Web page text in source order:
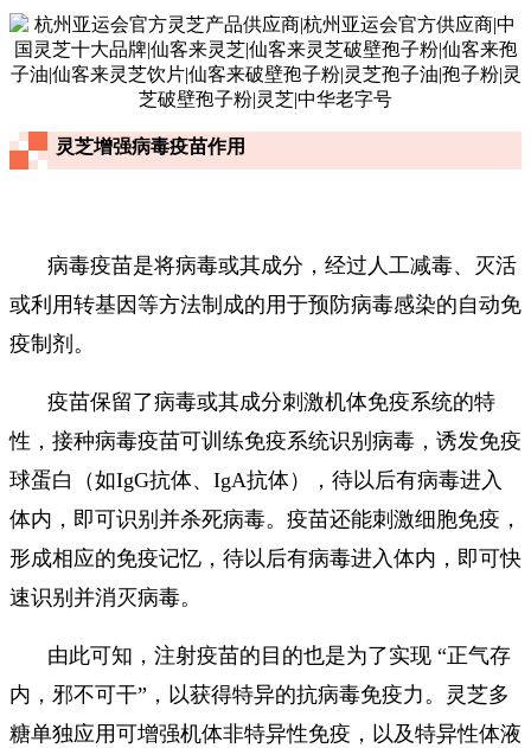
灵芝增强病毒疫苗作用
病毒疫苗是将病毒或其成分，经过人工减毒、灭活
或利用转基因等方法制成的用于预防病毒感染的自动免
疫制剂。
疫苗保留了病毒或其成分刺激机体免疫系统的特
性，接种病毒疫苗可训练免疫系统识别病毒，诱发免疫
球蛋白（如IgG抗体、IgA抗体），待以后有病毒进入
体内，即可识别并杀死病毒。疫苗还能刺激细胞免疫，
形成相应的免疫记忆，待以后有病毒进入体内，即可快
速识别并消灭病毒。
由此可知，注射疫苗的目的也是为了实现 “正气存
内，邪不可干”，以获得特异的抗病毒免疫力。灵芝多
糖单独应用可增强机体非特异性免疫，以及特异性体液